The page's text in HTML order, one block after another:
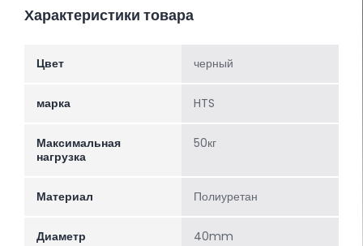
Характеристики товара
Цвет черный
марка HTS
Максимальная
нагрузка
50кг
Материал Полиуретан
Диаметр 40mm